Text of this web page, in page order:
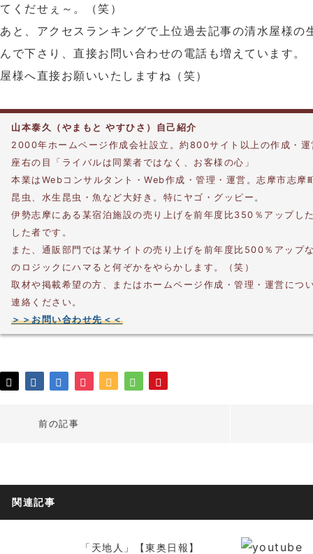
てくだせぇ～。（笑）
あと、アクセスランキングで上位過去記事の清水屋様の
んで下さり、直接お問い合わせの電話も増えています。
屋様へ直接お願いいたしますね（笑）
山本泰久（やまもと やすひさ）自己紹介
2000年ホームページ作成会社設立。約800サイト以上の作成・運
座右の目「ライバルは同業者ではなく、お客様の心」
本業はWebコンサルタント・Web作成・管理・運営。志摩市志摩
昆虫、水生昆虫・魚など大好き。特にヤゴ・グッピー。
伊勢志摩にある某宿泊施設の売り上げを前年度比350％アップし
した者です。
また、通販部門では某サイトの売り上げを前年度比500％アップ
のロジックにハマると何ぞかをやらかします。（笑）
取材や掲載希望の方、またはホームページ作成・管理・運営につ
連絡ください。
＞＞お問い合わせ先＜＜
前の記事
関連記事
「天地人」【東奥日報】